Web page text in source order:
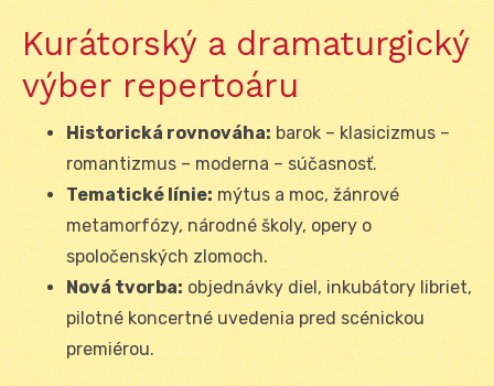
Kurátorský a dramaturgický
výber repertoáru
Historická rovnováha: barok – klasicizmus –
romantizmus – moderna – súčasnosť.
Tematické línie: mýtus a moc, žánrové
metamorfózy, národné školy, opery o
spoločenských zlomoch.
Nová tvorba: objednávky diel, inkubátory libriet,
pilotné koncertné uvedenia pred scénickou
premiérou.